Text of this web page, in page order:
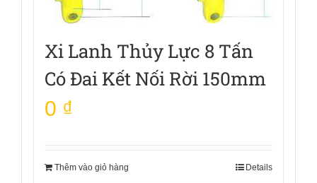
Xi Lanh Thủy Lực 8 Tấn
Có Đai Kết Nối Rời 150mm
0 ₫
Thêm vào giỏ hàng Details